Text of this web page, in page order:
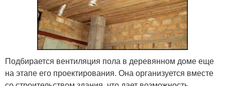
Подбирается вентиляция пола в деревянном доме еще
на этапе его проектирования. Она организуется вместе